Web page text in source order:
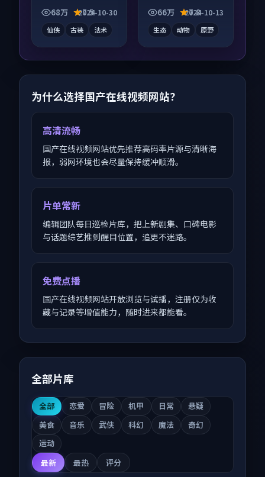
长为内核，情感戏份
68万 7.5
2024-10-30
仙侠 古装 法术
感在线，配乐与镜头
66万 7.8
2024-10-13
生态 动物 原野
为什么选择国产在线视频网站？
高清流畅
国产在线视频网站优先推荐高码率片源与清晰海
报，弱网环境也会尽量保持缓冲顺滑。
片单常新
编辑团队每日巡检片库，把上新剧集、口碑电影
与话题综艺推到醒目位置，追更不迷路。
免费点播
国产在线视频网站开放浏览与试播，注册仅为收
藏与记录等增值能力，随时进来都能看。
全部片库
全部 恋爱 冒险 机甲 日常
悬疑
美食
音乐 武侠 科幻 魔法
奇幻
运动
最新
最热
评分